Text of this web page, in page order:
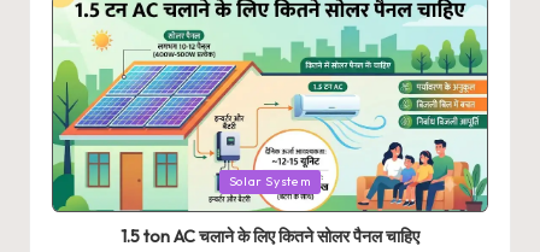
Posted
in
Solar System
1.5 ton AC चलाने के लिए कितने सोलर पैनल चाहिए